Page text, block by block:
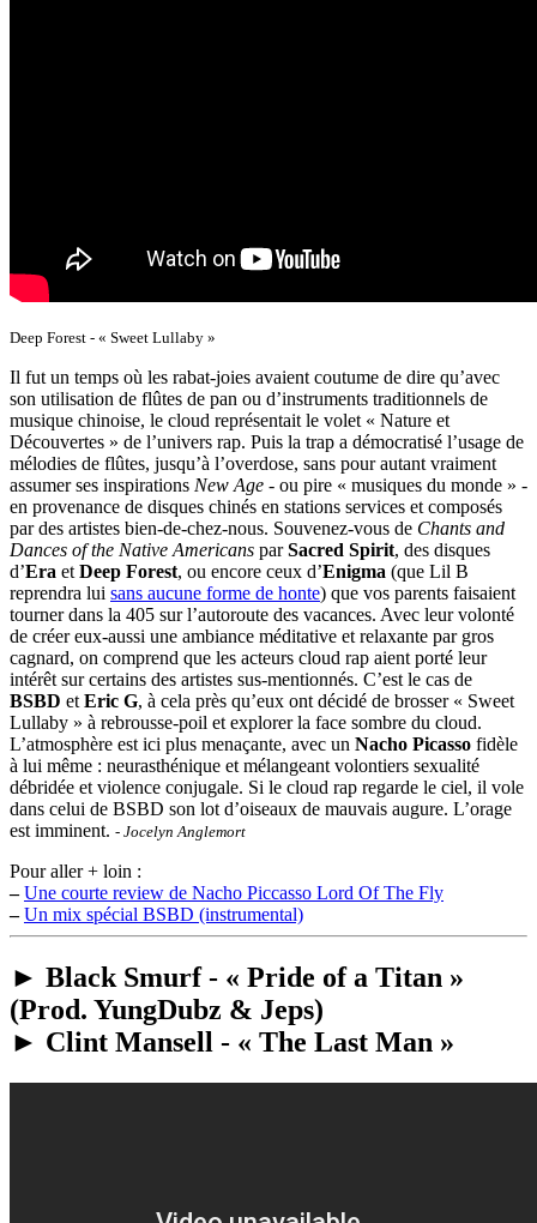
Deep Forest - « Sweet Lullaby »
Il fut un temps où les rabat-joies avaient coutume de dire qu’avec
son utilisation de flûtes de pan ou d’instruments traditionnels de
musique chinoise, le cloud représentait le volet « Nature et
Découvertes » de l’univers rap. Puis la trap a démocratisé l’usage de
mélodies de flûtes, jusqu’à l’overdose, sans pour autant vraiment
assumer ses inspirations New Age - ou pire « musiques du monde » -
en provenance de disques chinés en stations services et composés
par des artistes bien-de-chez-nous. Souvenez-vous de Chants and
Dances of the Native Americans parSacred Spirit, des disques
d’Era et Deep Forest, ou encore ceux d’Enigma (que Lil B
reprendra lui sans aucune forme de honte) que vos parents faisaient
tourner dans la 405 sur l’autoroute des vacances. Avec leur volonté
de créer eux-aussi une ambiance méditative et relaxante par gros
cagnard, on comprend que les acteurs cloud rap aient porté leur
intérêt sur certains des artistes sus-mentionnés. C’est le cas de
BSBD et Eric G, à cela près qu’eux ont décidé de brosser « Sweet
Lullaby » à rebrousse-poil et explorer la face sombre du cloud.
L’atmosphère est ici plus menaçante, avec un Nacho Picasso fidèle
à lui même : neurasthénique et mélangeant volontiers sexualité
débridée et violence conjugale. Si le cloud rap regarde le ciel, il vole
dans celui de BSBD son lot d’oiseaux de mauvais augure. L’orage
est imminent. - Jocelyn Anglemort
Pour aller + loin :
– Une courte review de Nacho Piccasso Lord Of The Fly
– Un mix spécial BSBD (instrumental)
► Black Smurf - « Pride of a Titan »
(Prod. YungDubz & Jeps)
► Clint Mansell - « The Last Man »